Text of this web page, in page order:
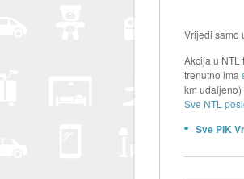
Vrijedi samo
Akcija u NTL
trenutno ima
km
Sve NTL
Sve PIK